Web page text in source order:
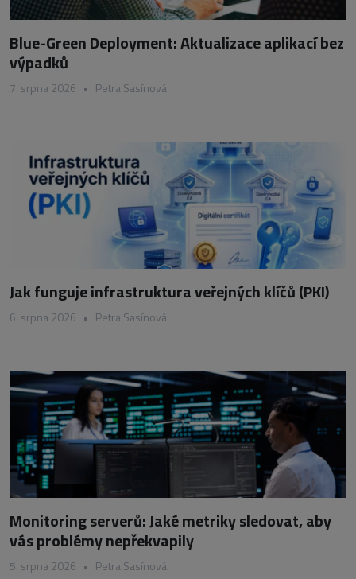
Blue-Green Deployment: Aktualizace aplikací bez
výpadků
7. srpna 2026 • Petra Sasínová
Jak funguje infrastruktura veřejných klíčů (PKI)
6. srpna 2026 • Petra Sasínová
Monitoring serverů: Jaké metriky sledovat, aby
vás problémy nepřekvapily
5. srpna 2026 • Petra Sasínová